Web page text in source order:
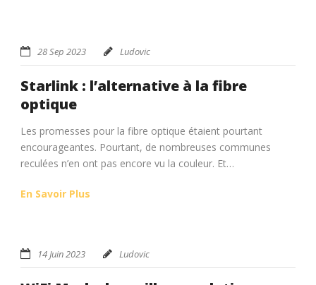
28 Sep 2023 Ludovic
Starlink : l’alternative à la fibre
optique
Les promesses pour la fibre optique étaient pourtant
encourageantes. Pourtant, de nombreuses communes
reculées n’en ont pas encore vu la couleur. Et…
En Savoir Plus
14 Juin 2023 Ludovic